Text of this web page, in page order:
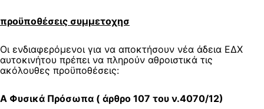
προϋποθέσεις συμμετοχησ
Οι ενδιαφερόμενοι για να αποκτήσουν νέα άδεια ΕΔΧ
αυτοκινήτου πρέπει να πληρούν αθροιστικά τις
ακόλουθες προϋποθέσεις:
Α Φυσικά Πρόσωπα ( άρθρο 107 του ν.4070/12)